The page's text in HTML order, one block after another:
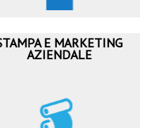
E MARKETING
AZIENDALE